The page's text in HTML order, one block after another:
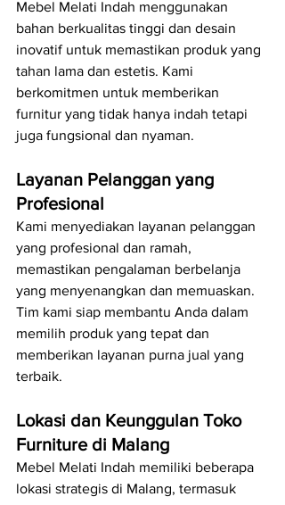
Mebel Melati Indah menggunakan
bahan berkualitas tinggi dan desain
inovatif untuk memastikan produk yang
tahan lama dan estetis. Kami
berkomitmen untuk memberikan
furnitur yang tidak hanya indah tetapi
juga fungsional dan nyaman.
Layanan Pelanggan yang
Profesional
Kami menyediakan layanan pelanggan
yang profesional dan ramah,
memastikan pengalaman berbelanja
yang menyenangkan dan memuaskan.
Tim kami siap membantu Anda dalam
memilih produk yang tepat dan
memberikan layanan purna jual yang
terbaik.
Lokasi dan Keunggulan Toko
Furniture di Malang
Mebel Melati Indah memiliki beberapa
lokasi strategis di Malang, termasuk